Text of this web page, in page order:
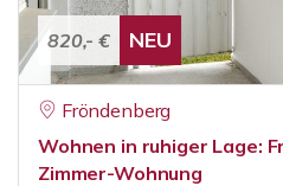
820,- € NEU
Fröndenberg
Wohnen in ruhiger Lage:
Zimmer-Wohnung